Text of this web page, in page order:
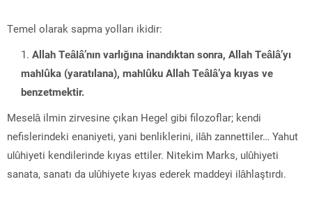
Temel olarak sapma yolları ikidir:
Allah Teâlâ’nın varlığına inandıktan sonra, Allah Teâlâ’yı
mahlûka (yaratılana), mahlûku Allah Teâlâ’ya kıyas ve
benzetmektir.
Meselâ ilmin zirvesine çıkan Hegel gibi filozoflar; kendi
nefislerindeki enaniyeti, yani benliklerini, ilâh zannettiler… Yahut
ulûhiyeti kendilerinde kıyas ettiler. Nitekim Marks, ulûhiyeti
sanata, sanatı da ulûhiyete kıyas ederek maddeyi ilâhlaştırdı.